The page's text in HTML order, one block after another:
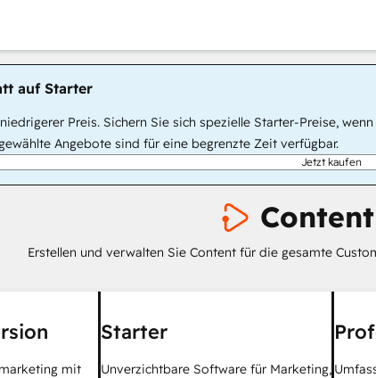
auf Starter
Preis. Sichern Sie sich spezielle Starter-Preise,
Angebote sind für eine begrenzte Zeit verfügbar.
Jetzt kaufen
Erstellen und verwalten Sie Content für die gesamte
mit
Starter
Unverzichtbare Software für Marketing,